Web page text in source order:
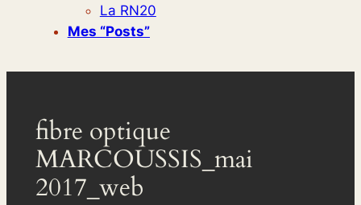
La RN20
Mes “posts”
fibre optique
MARCOUSSIS_mai
2017_web